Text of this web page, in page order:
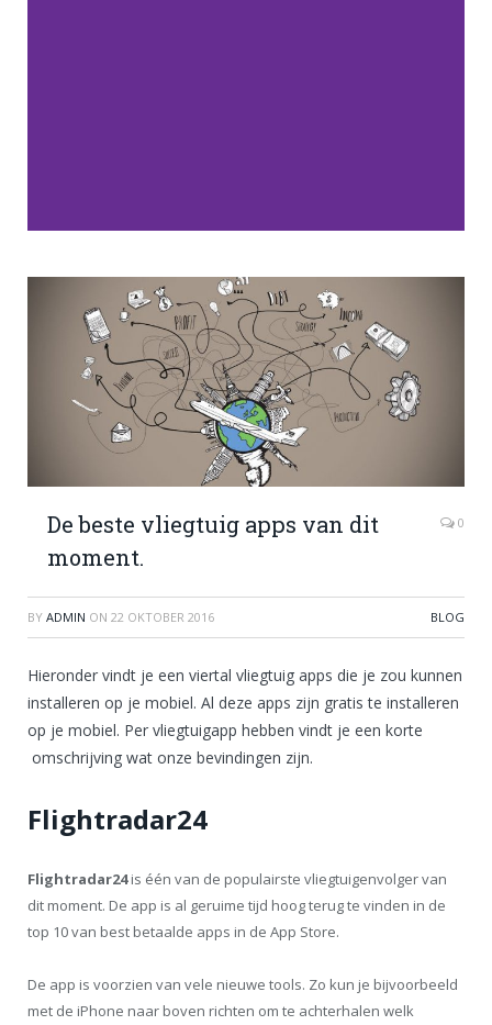
De beste vliegtuig apps van dit
moment.
0
BY ADMIN ON 22 OKTOBER 2016 BLOG
Hieronder vindt je een viertal vliegtuig apps die je zou kunnen
installeren op je mobiel. Al deze apps zijn gratis te installeren
op je mobiel. Per vliegtuigapp hebben vindt je een korte
omschrijving wat onze bevindingen zijn.
Flightradar24
Flightradar24is één van de populairste vliegtuigenvolger van
dit moment. De app is al geruime tijd hoog terug te vinden in de
top 10 van best betaalde apps in de App Store.
De app is voorzien van vele nieuwe tools. Zo kun je bijvoorbeeld
met de iPhone naar boven richten om te achterhalen welk